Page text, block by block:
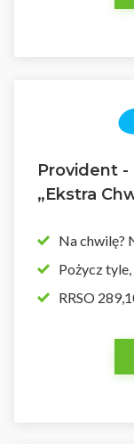
Provident
„Ekstra
Na chwilę?
Pożycz
RRSO